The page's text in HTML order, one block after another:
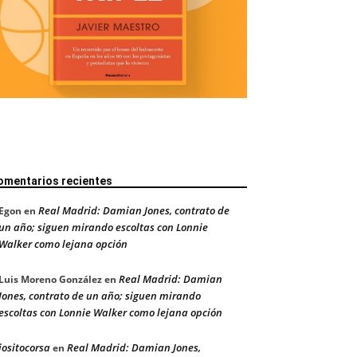
recientes
en Real Madrid: Damian Jones, contrato de
año; siguen mirando escoltas con Lonnie
como lejana opción
Moreno Gonzálezen Real Madrid: Damian
contrato de un año; siguen mirando
con Lonnie Walker como lejana opción
en Real Madrid: Damian Jones,